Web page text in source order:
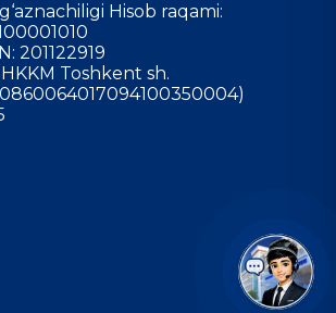
Hisob raqami:
201122919
Toshkent sh.